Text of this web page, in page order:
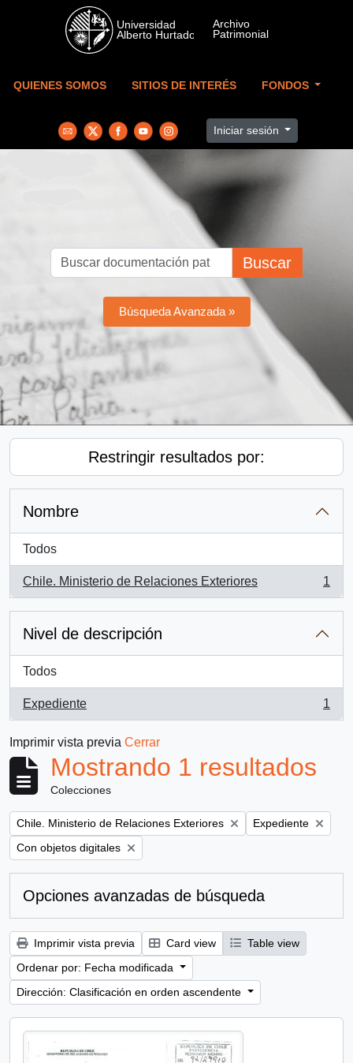
Skip to main content
QUIENES SOMOS SITIOS DE INTERÉS FONDOS
Iniciar sesión
Buscar
Búsqueda Avanzada »
Restringir resultados por:
Nombre
Todos
Chile. Ministerio de Relaciones Exteriores
, 1 resultados
1
Nivel de descripción
Todos
Expediente
, 1 resultados
1
Imprimir vista previa Cerrar
Mostrando 1 resultados
Colecciones
Remove filter:
Chile. Ministerio de Relaciones Exteriores Remove filter:
Expediente
Remove filter:
Con objetos digitales
Opciones avanzadas de búsqueda
Imprimir vista previa Card view
Table view
Ordenar por: Fecha modificada
Dirección: Clasificación en orden ascendente